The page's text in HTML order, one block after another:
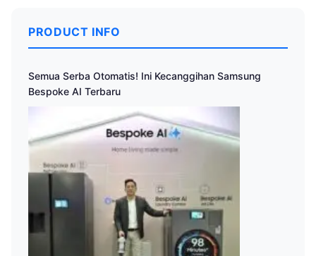
PRODUCT INFO
Semua Serba Otomatis! Ini Kecanggihan Samsung
Bespoke AI Terbaru